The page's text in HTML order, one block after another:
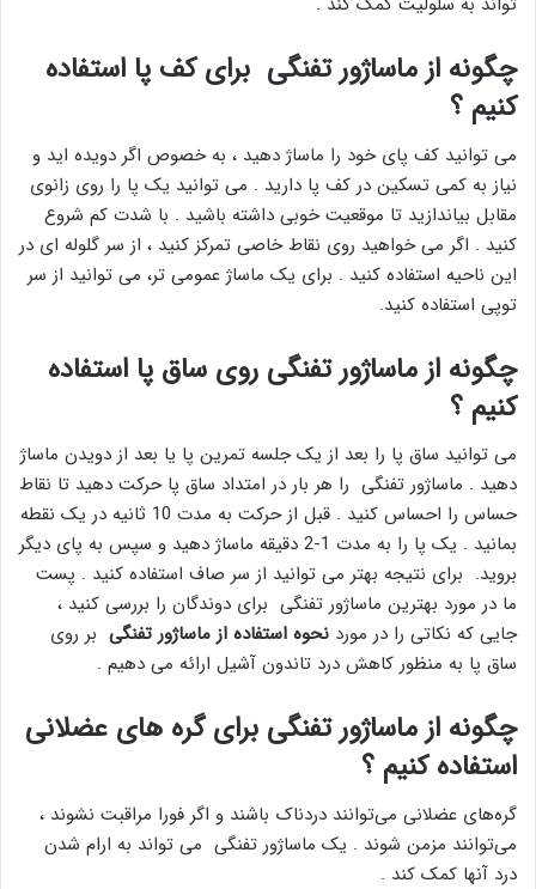
چگونه از ماساژور تفنگی برای کف پا استفاده
کنیم ؟
می توانید کف پای خود را ماساژ دهید ، به خصوص اگر دویده اید و
نیاز به کمی تسکین در کف پا دارید . می توانید یک پا را روی زانوی
مقابل بیاندازید تا موقعیت خوبی داشته باشید . با شدت کم شروع
کنید . اگر می خواهید روی نقاط خاصی تمرکز کنید ، از سر گلوله ای در
این ناحیه استفاده کنید . برای یک ماساژ عمومی تر، می توانید از سر
توپی استفاده کنید.
چگونه از ماساژور تفنگی روی ساق پا استفاده
کنیم ؟
می توانید ساق پا را بعد از یک جلسه تمرین پا یا بعد از دویدن ماساژ
دهید . ماساژور تفنگی را هر بار در امتداد ساق پا حرکت دهید تا نقاط
حساس را احساس کنید . قبل از حرکت به مدت 10 ثانیه در یک نقطه
بمانید . یک پا را به مدت 1-2 دقیقه ماساژ دهید و سپس به پای دیگر
بروید. برای نتیجه بهتر می توانید از سر صاف استفاده کنید . پست
ما در مورد بهترین ماساژور تفنگی برای دوندگان را بررسی کنید ،
جایی که نکاتی را در مورد نحوه استفاده از ماساژور تفنگی بر روی
ساق پا به منظور کاهش درد تاندون آشیل ارائه می دهیم .
چگونه از ماساژور تفنگی برای گره های عضلانی
استفاده کنیم ؟
گره‌های عضلانی می‌توانند دردناک باشند و اگر فورا مراقبت نشوند ،
می‌توانند مزمن شوند . یک ماساژور تفنگی می تواند به ارام شدن
درد آنها کمک کند .